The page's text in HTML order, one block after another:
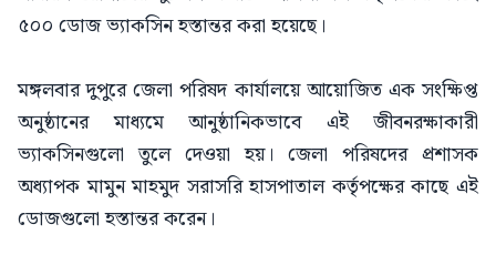
৫০০ ডোজ ভ্যাকসিন হস্তান্তর করা হয়েছে।
মঙ্গলবার দুপুরে জেলা পরিষদ কার্যালয়ে আয়োজিত এক সংক্ষিপ্ত
অনুষ্ঠানের মাধ্যমে আনুষ্ঠানিকভাবে এই জীবনরক্ষাকারী
ভ্যাকসিনগুলো তুলে দেওয়া হয়। জেলা পরিষদের প্রশাসক
অধ্যাপক মামুন মাহমুদ সরাসরি হাসপাতাল কর্তৃপক্ষের কাছে এই
ডোজগুলো হস্তান্তর করেন।